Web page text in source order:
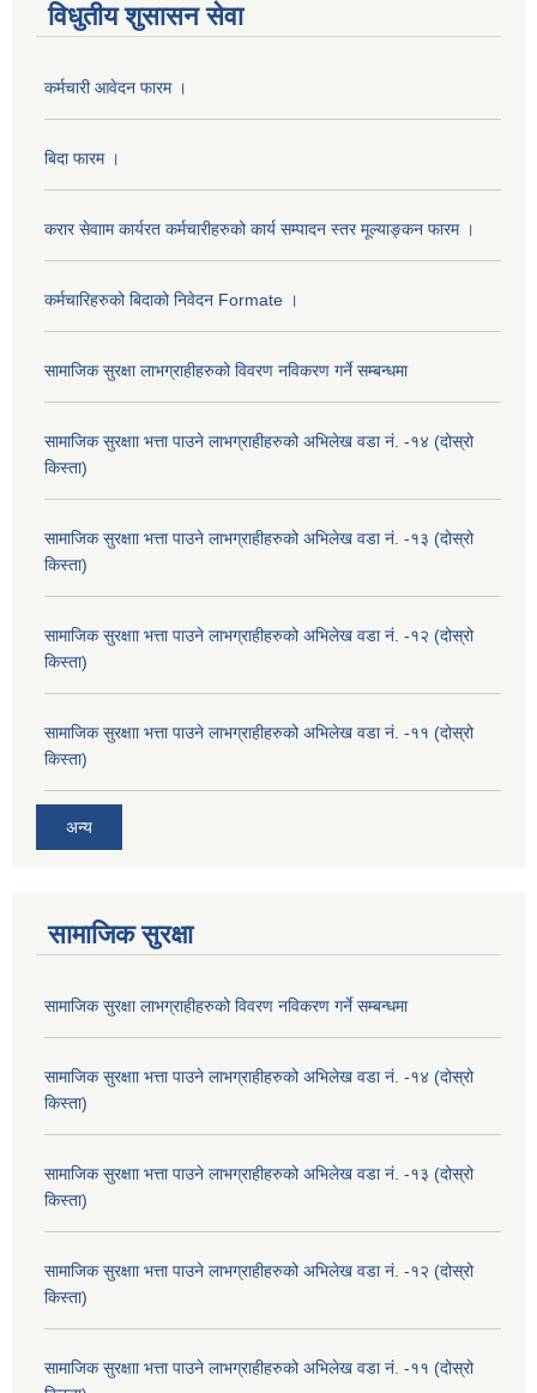
विधुतीय शुसासन सेवा
कर्मचारी आवेदन फारम ।
बिदा फारम ।
करार सेवााम कार्यरत कर्मचारीहरुको कार्य सम्पादन स्तर मूल्याङ्कन फारम ।
कर्मचारिहरुको बिदाको निवेदन Formate ।
सामाजिक सुरक्षा लाभग्राहीहरुको विवरण नविकरण गर्ने सम्बन्धमा
सामाजिक सुरक्षाा भत्ता पाउने लाभग्राहीहरुको अभिलेख वडा नं. -१४ (दोस्रो
किस्ता)
सामाजिक सुरक्षाा भत्ता पाउने लाभग्राहीहरुको अभिलेख वडा नं. -१३ (दोस्रो
किस्ता)
सामाजिक सुरक्षाा भत्ता पाउने लाभग्राहीहरुको अभिलेख वडा नं. -१२ (दोस्रो
किस्ता)
सामाजिक सुरक्षाा भत्ता पाउने लाभग्राहीहरुको अभिलेख वडा नं. -११ (दोस्रो
किस्ता)
अन्य
सामाजिक सुरक्षा
सामाजिक सुरक्षा लाभग्राहीहरुको विवरण नविकरण गर्ने सम्बन्धमा
सामाजिक सुरक्षाा भत्ता पाउने लाभग्राहीहरुको अभिलेख वडा नं. -१४ (दोस्रो
किस्ता)
सामाजिक सुरक्षाा भत्ता पाउने लाभग्राहीहरुको अभिलेख वडा नं. -१३ (दोस्रो
किस्ता)
सामाजिक सुरक्षाा भत्ता पाउने लाभग्राहीहरुको अभिलेख वडा नं. -१२ (दोस्रो
किस्ता)
सामाजिक सुरक्षाा भत्ता पाउने लाभग्राहीहरुको अभिलेख वडा नं. -११ (दोस्रो